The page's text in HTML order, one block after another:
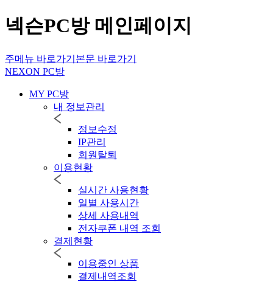
넥슨PC방 메인페이지
주메뉴 바로가기 본문 바로가기
NEXON PC방
MY PC방
내 정보관리
정보수정
IP관리
회원탈퇴
이용현황
실시간 사용현황
일별 사용시간
상세 사용내역
전자쿠폰 내역 조회
결제현황
이용중인 상품
결제내역조회